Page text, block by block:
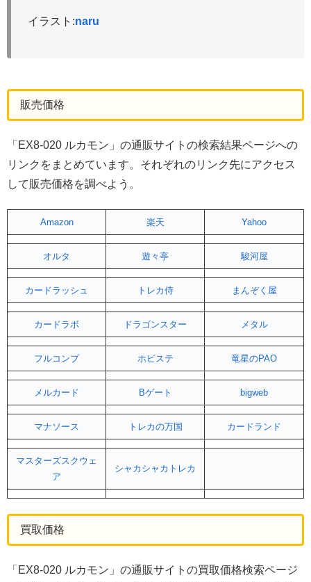
イラスト:naru
販売価格
「EX8-020 ルカモン」の通販サイトの検索結果ページへの
リンクをまとめています。それぞれのリンク先にアクセス
して販売価格を調べよう。
Amazon 楽天 Yahoo
オルタ 遊々亭 駿河屋
カードラッシュ トレカ侍 まんぞく屋
カードラボ ドラゴンスター メタル
フルコンプ ホビステ 竜星のPAO
メルカード Bゲート bigweb
マナソース トレカの万国 カードランド
マスターズスクウェ
ア
シャカシャカトレカ
買取価格
「EX8-020 ルカモン」の通販サイトの買取価格検索ページ